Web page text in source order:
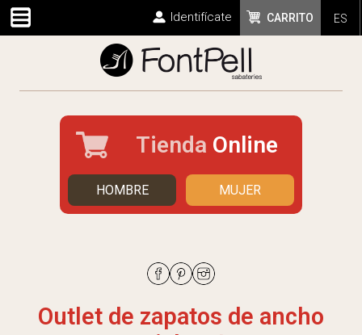
ES
CARRITO
Identifícate
Tienda Online
HOMBRE MUJER
Outlet de zapatos de ancho